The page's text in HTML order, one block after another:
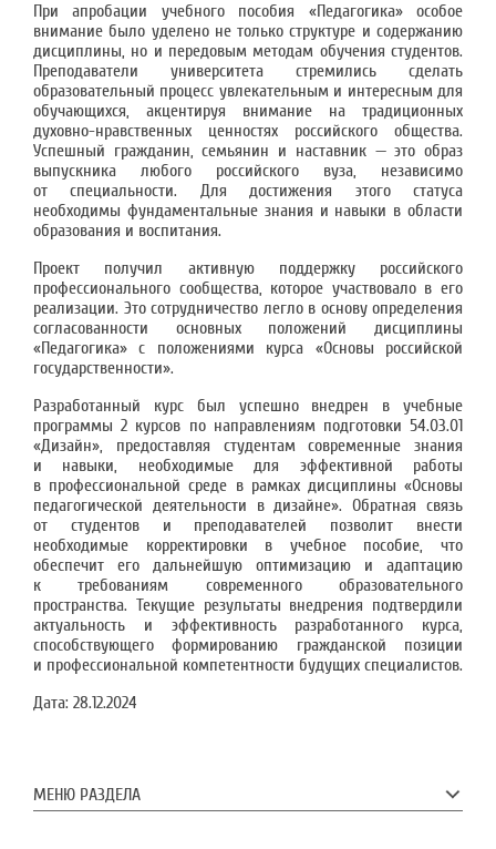
При апробации учебного пособия «Педагогика» особое
внимание было уделено не только структуре и содержанию
дисциплины, но и передовым методам обучения студентов.
Преподаватели университета стремились сделать
образовательный процесс увлекательным и интересным для
обучающихся, акцентируя внимание на традиционных
духовно-нравственных ценностях российского общества.
Успешный гражданин, семьянин и наставник — это образ
выпускника любого российского вуза, независимо
от специальности. Для достижения этого статуса
необходимы фундаментальные знания и навыки в области
образования и воспитания.
Проект получил активную поддержку российского
профессионального сообщества, которое участвовало в его
реализации. Это сотрудничество легло в основу определения
согласованности основных положений дисциплины
«Педагогика» с положениями курса «Основы российской
государственности».
Разработанный курс был успешно внедрен в учебные
программы 2 курсов по направлениям подготовки 54.03.01
«Дизайн», предоставляя студентам современные знания
и навыки, необходимые для эффективной работы
в профессиональной среде в рамках дисциплины «Основы
педагогической деятельности в дизайне». Обратная связь
от студентов и преподавателей позволит внести
необходимые корректировки в учебное пособие, что
обеспечит его дальнейшую оптимизацию и адаптацию
к требованиям современного образовательного
пространства. Текущие результаты внедрения подтвердили
актуальность и эффективность разработанного курса,
способствующего формированию гражданской позиции
и профессиональной компетентности будущих специалистов.
Дата: 28.12.2024
МЕНЮ РАЗДЕЛА